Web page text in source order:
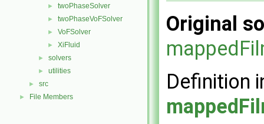
► twoPhaseSolver
► twoPhaseVoFSolver
► VoFSolver
► XiFluid
► solvers
► utilities
► src
► File Members
Original
Definition